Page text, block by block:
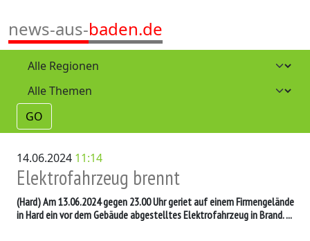
news-aus-baden.de
GO
14.06.2024 11:14
Elektrofahrzeug brennt
(Hard)Am 13.06.2024 gegen 23.00 Uhr geriet auf einem Firmengelände
in Hard ein vor dem Gebäude abgestelltes Elektrofahrzeug in Brand. ...